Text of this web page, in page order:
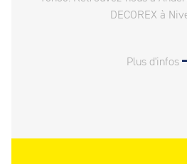
DECOREX à
Plus d'infos